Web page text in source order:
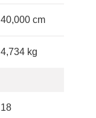
40,000 cm
4,734 kg
18